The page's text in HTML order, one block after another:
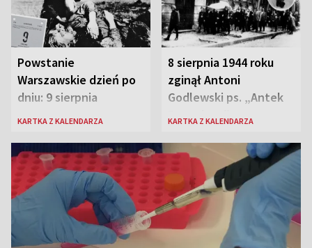
Powstanie
Warszawskie dzień po
dniu: 9 sierpnia
KARTKA Z KALENDARZA
8 sierpnia 1944 roku
zginął Antoni
Godlewski ps. „Antek
Rozpylacz”
KARTKA Z KALENDARZA